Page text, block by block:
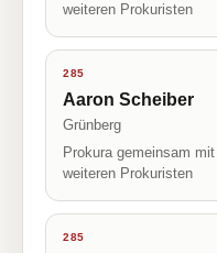
weiteren Prokuristen
285
Aaron Scheiber
Grünberg
Prokura gemeinsam
weiteren Prokuristen
285